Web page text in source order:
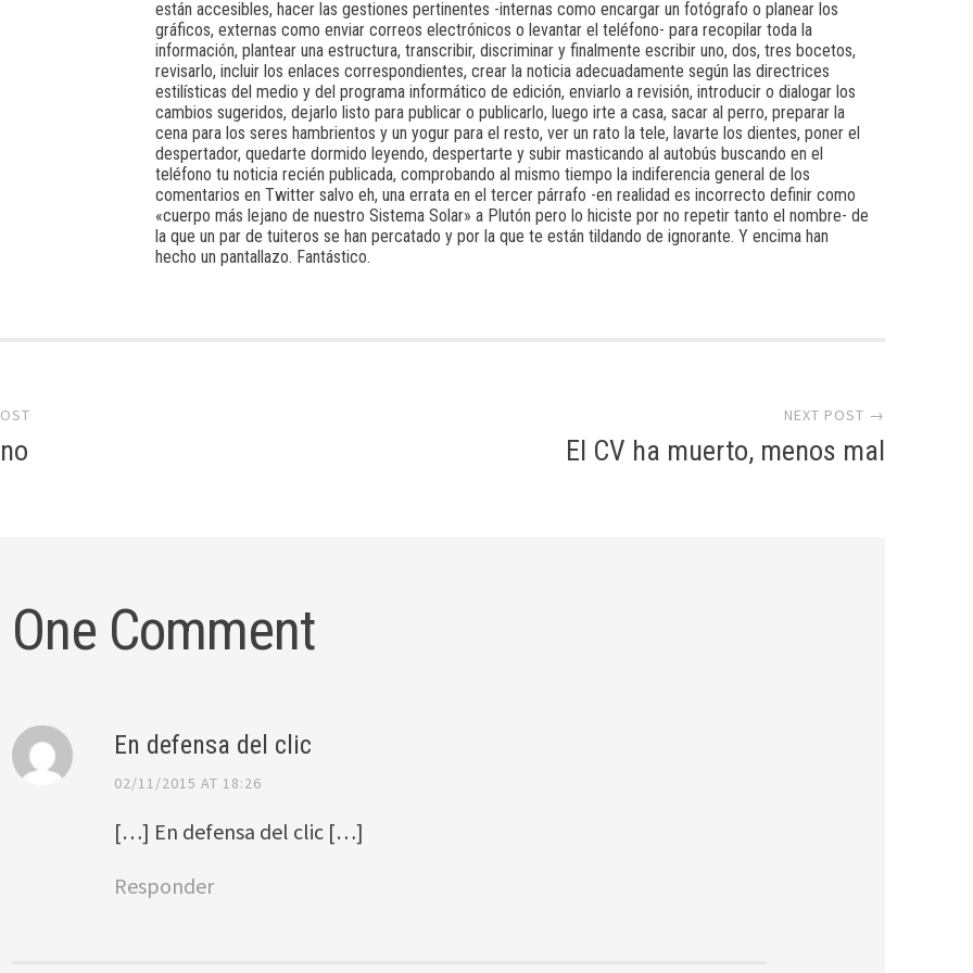
están accesibles, hacer las gestiones pertinentes -internas como encargar un fotógrafo o planear los
gráficos, externas como enviar correos electrónicos o levantar el teléfono- para recopilar toda la
información, plantear una estructura, transcribir, discriminar y finalmente escribir uno, dos, tres bocetos,
revisarlo, incluir los enlaces correspondientes, crear la noticia adecuadamente según las directrices
estilísticas del medio y del programa informático de edición, enviarlo a revisión, introducir o dialogar los
cambios sugeridos, dejarlo listo para publicar o publicarlo, luego irte a casa, sacar al perro, preparar la
cena para los seres hambrientos y un yogur para el resto, ver un rato la tele, lavarte los dientes, poner el
despertador, quedarte dormido leyendo, despertarte y subir masticando al autobús buscando en el
teléfono tu noticia recién publicada, comprobando al mismo tiempo la indiferencia general de los
comentarios en Twitter salvo eh, una errata en el tercer párrafo -en realidad es incorrecto definir como
«cuerpo más lejano de nuestro Sistema Solar» a Plutón pero lo hiciste por no repetir tanto el nombre- de
la que un par de tuiteros se han percatado y por la que te están tildando de ignorante. Y encima han
hecho un pantallazo. Fantástico.
NEXT POST →
El CV ha muerto, menos mal
One Comment
En defensa del clic
02/11/2015 AT 18:26
[…] En defensa del clic […]
Responder